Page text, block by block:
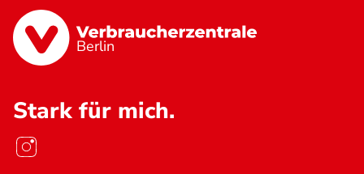
Berlin
Stark für mich.